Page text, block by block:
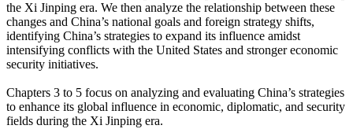
the Xi Jinping era. We then analyze the relationship between these
changes and China’s national goals and foreign strategy shifts,
identifying China’s strategies to expand its influence amidst
intensifying conflicts with the United States and stronger economic
security initiatives.
Chapters 3 to 5 focus on analyzing and evaluating China’s strategies
to enhance its global influence in economic, diplomatic, and security
fields during the Xi Jinping era.